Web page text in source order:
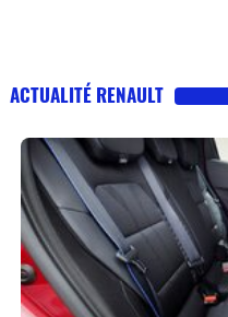
ACTUALITÉ RENAULT